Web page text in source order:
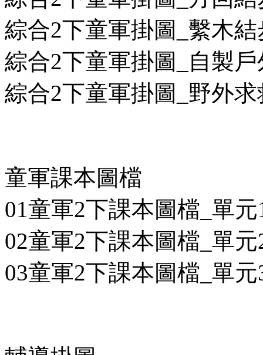
綜合2下童軍掛圖_繫木
綜合2下童軍掛圖_自製
綜合2下童軍掛圖_野外
童軍課本圖檔
01童軍2下課本圖檔_單
02童軍2下課本圖檔_單
03童軍2下課本圖檔_單